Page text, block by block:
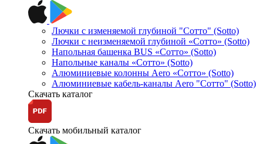
Лючки с изменяемой глубиной "Сотто" (Sotto)
Лючки с неизменяемой глубиной «Сотто» (Sotto)
Напольная башенка BUS «Сотто» (Sotto)
Напольные каналы «Сотто» (Sotto)
Алюминиевые колонны Aero «Сотто» (Sotto)
Алюминиевые кабель-каналы Aero "Сотто" (Sotto)
Скачать каталог
Скачать мобильный каталог